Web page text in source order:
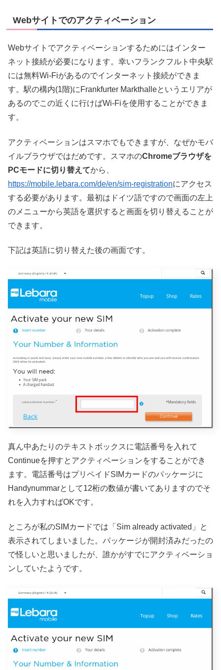
Webサイトでのアクティベーション
Webサイトでアクティベーションするためにはインター
ネット接続が必要になります。幸いフランクフルト中央駅
には無料Wi-Fiがあるのでインターネット接続ができま
す。駅の構内(1階)にFrankfurter Markthalleというエリアが
あるのでこの近くに行けばWi-Fiを使用することができま
す。
アクティベーションはスマホでもできますが、なぜかモバ
イルブラウザではだめです。スマホのChromeブラウザを
PCモードに切り替えてから、
https://mobile.lebara.com/de/en/sim-registrationにアクセス
する必要があります。最初はドイツ語ですので画面の左上
のメニューから英語を選択すると画面を切り替えることが
できます。
下記は英語に切り替えた後の画面です。
真ん中あたりのテキストボックスに電話番号を入れて
Continueを押すとアクティベーションをすることができ
ます。電話番号はプリペイドSIMカードのパッケージに
Handynummarとして12桁の数値が書いてありますのでそ
れを入力すればOKです。
ところが私のSIMカードでは「Sim already activated」と
表示されてしまいました。パッケージが開封済みだったの
で怪しいと思いましたが、誰かがすでにアクティベーショ
ンしていたようです。